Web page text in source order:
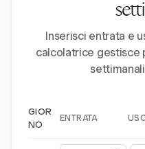
Inserisci entrata e
calcolatrice gestisce
GIOR
NO
ENTRATA